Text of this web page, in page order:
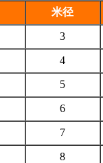
米径
3
4
5
6
7
8